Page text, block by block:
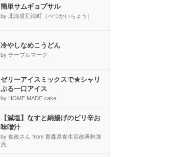
簡単サムギョプサル
by 北海道別海町（べつかいちょう）
冷やしなめこうどん
by テーブルマーク
ゼリーアイスミックスで★シャリ
ぷる一口アイス
by HOME MADE cake
【減塩】なすと絹揚げのピリ辛お
味噌汁
by 食改さん from 青森県食生活改善推進
員